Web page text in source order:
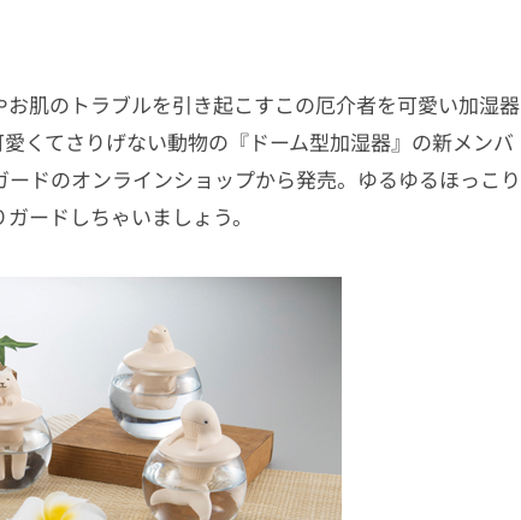
肌のトラブルを引き起こすこの厄介者を可愛い加湿器
くてさりげない動物の『ドーム型加湿器』の新メンバ
ドのオンラインショップから発売。ゆるゆるほっこり
ードしちゃいましょう。